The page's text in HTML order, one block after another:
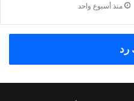
منذ أسبوع واحد
رد